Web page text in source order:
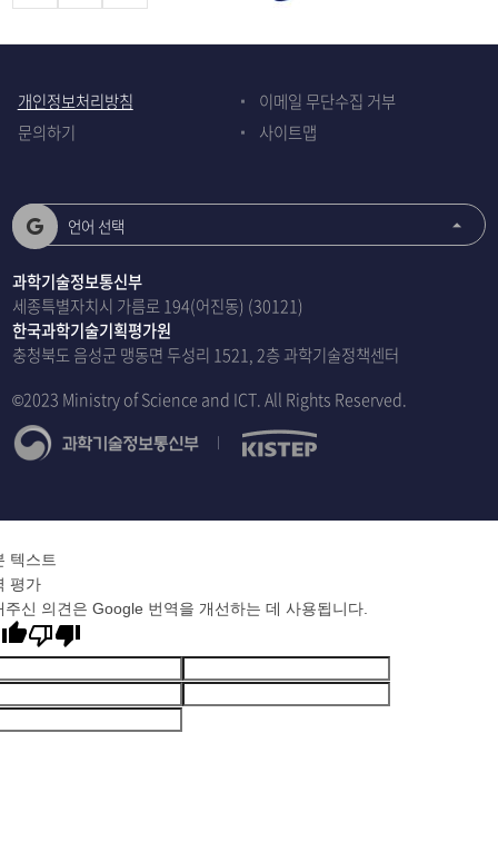
개인정보처리방침
이메일 무단수집 거부
문의하기
사이트맵
언어 선택
과학기술정보통신부
세종특별자치시 가름로 194(어진동) (30121)
한국과학기술기획평가원
충청북도 음성군 맹동면 두성리 1521, 2층 과학기술정책센터
©2023 Ministry of Science and ICT. All Rights Reserved.
텍스트
평가
주신 의견은 Google 번역을 개선하는 데 사용됩니다.